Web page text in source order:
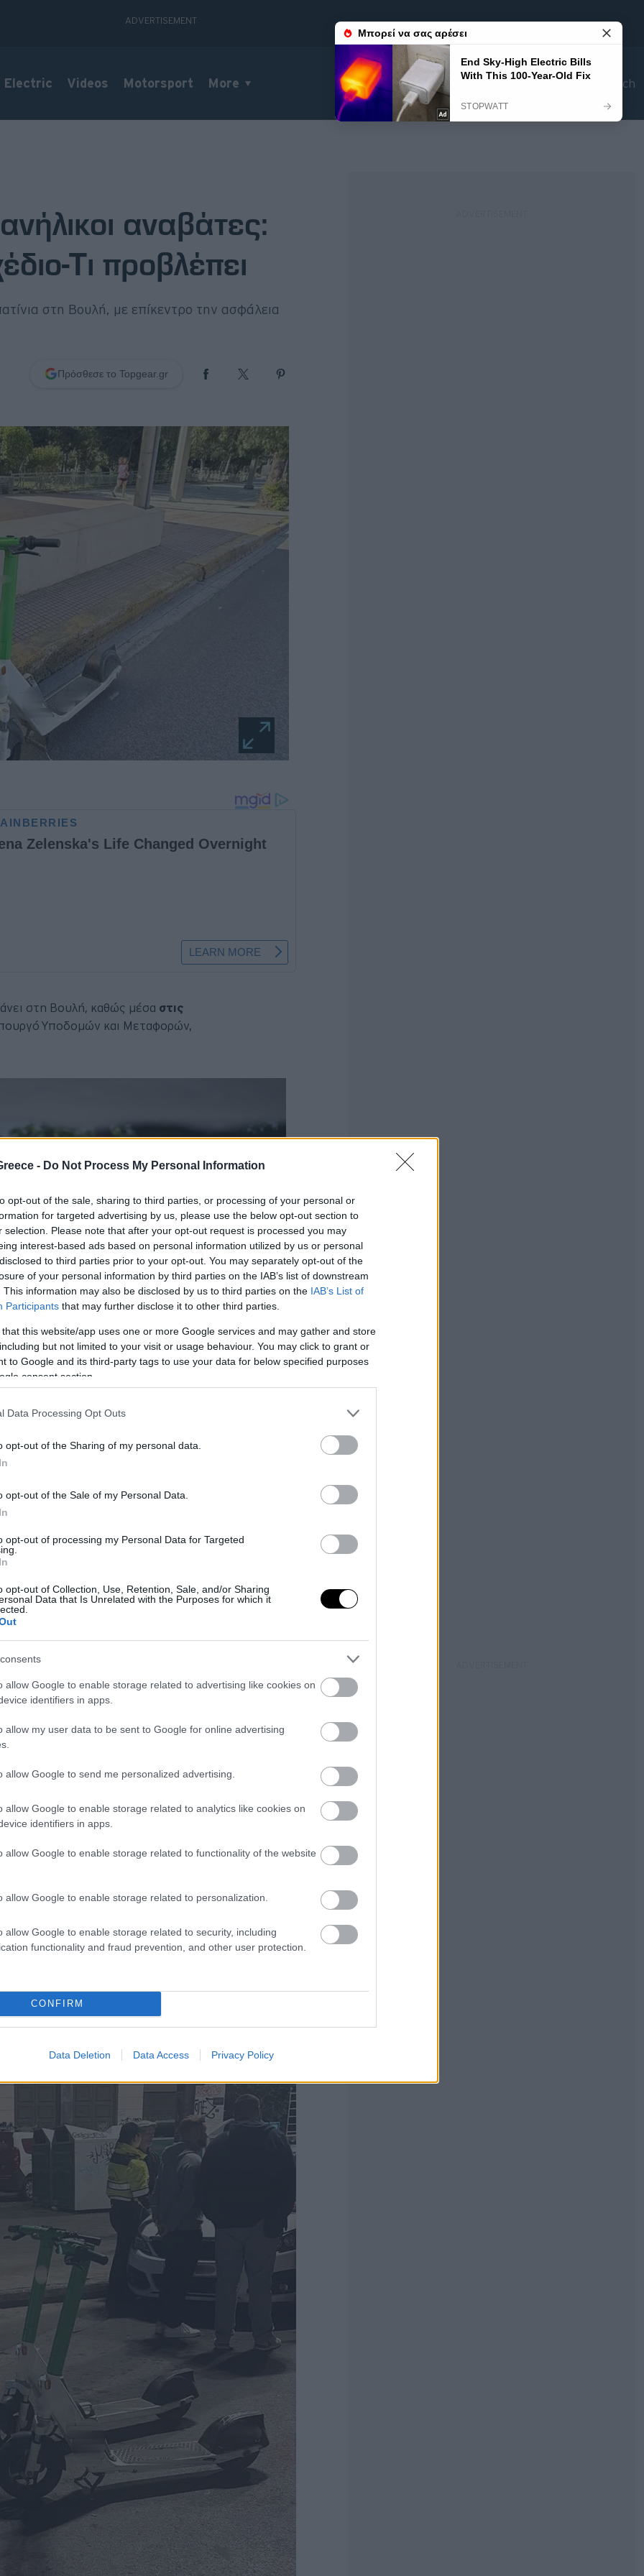
- Do Not Process My Personal Information
opt-out of the sale, sharing to third parties, or processing of your personal or
for targeted advertising by us, please use the below opt-out section to
selection. Please note that after your opt-out request is processed you may
interest-based ads based on personal information utilized by us or personal
to third parties prior to your opt-out. You may separately opt-out of the
of your personal information by third parties on the IAB’s list of downstream
This information may also be disclosed by us to third parties on the IAB’s List of
Participants that may further disclose it to other third parties.
that this website/app uses one or more Google services and may gather and store
but not limited to your visit or usage behaviour. You may click to grant or
to Google and its third-party tags to use your data for below specified purposes
consent section.
Data Processing Opt Outs
opt-out of the Sharing of my personal data.
opt-out of the Sale of my Personal Data.
opt-out of processing my Personal Data for Targeted
opt-out of Collection, Use, Retention, Sale, and/or Sharing
Data that Is Unrelated with the Purposes for which it
allow Google to enable storage related to advertising like cookies on
identifiers in apps.
allow my user data to be sent to Google for online advertising
allow Google to send me personalized advertising.
allow Google to enable storage related to analytics like cookies on
identifiers in apps.
allow Google to enable storage related to functionality of the website
allow Google to enable storage related to personalization.
allow Google to enable storage related to security, including
functionality and fraud prevention, and other user protection.
CONFIRM
Data Deletion Data Access Privacy Policy
Electric Videos Motorsport More Search
αναβάτες:
Τι προβλέπει
στη Βουλή, με επίκεντρο την ασφάλεια
Πρόσθεσε το Topgear.gr
στη Βουλή, καθώς μέσα στις
Υποδομών και Μεταφορών,
απαγόρευση κυκλοφορίας
οδηγοί με
εβδομάδα–Τι
οδήγησης
συζήτηση για την
ασφάλεια
Κούβελα, με θέμα τη
πατινιών,
ο κ. Κυρανάκης τόνισε
όρους
πατινιού "περίπου ως
αλλάξει. Για αυτόν τον λόγο, το
με ηλεκτρικό πατίνι στον
εταιρείες είτε για ιδιόκτητα